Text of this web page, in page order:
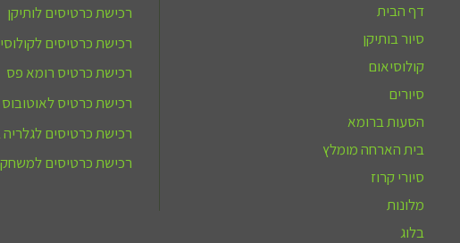
רכישת כרטיסים לותיקן
רכישת כרטיסים
רכישת כרטיס רומא פס
רכישת כרטיס
רכישת כרטיסים לגלריה
רכישת כרטיסים
דף הבית
סיור בותיקן
קולוסיאום
סיורים
הסעות ברומא
בית הארחה מומלץ
סיורי קרוז
מלונות
בלוג